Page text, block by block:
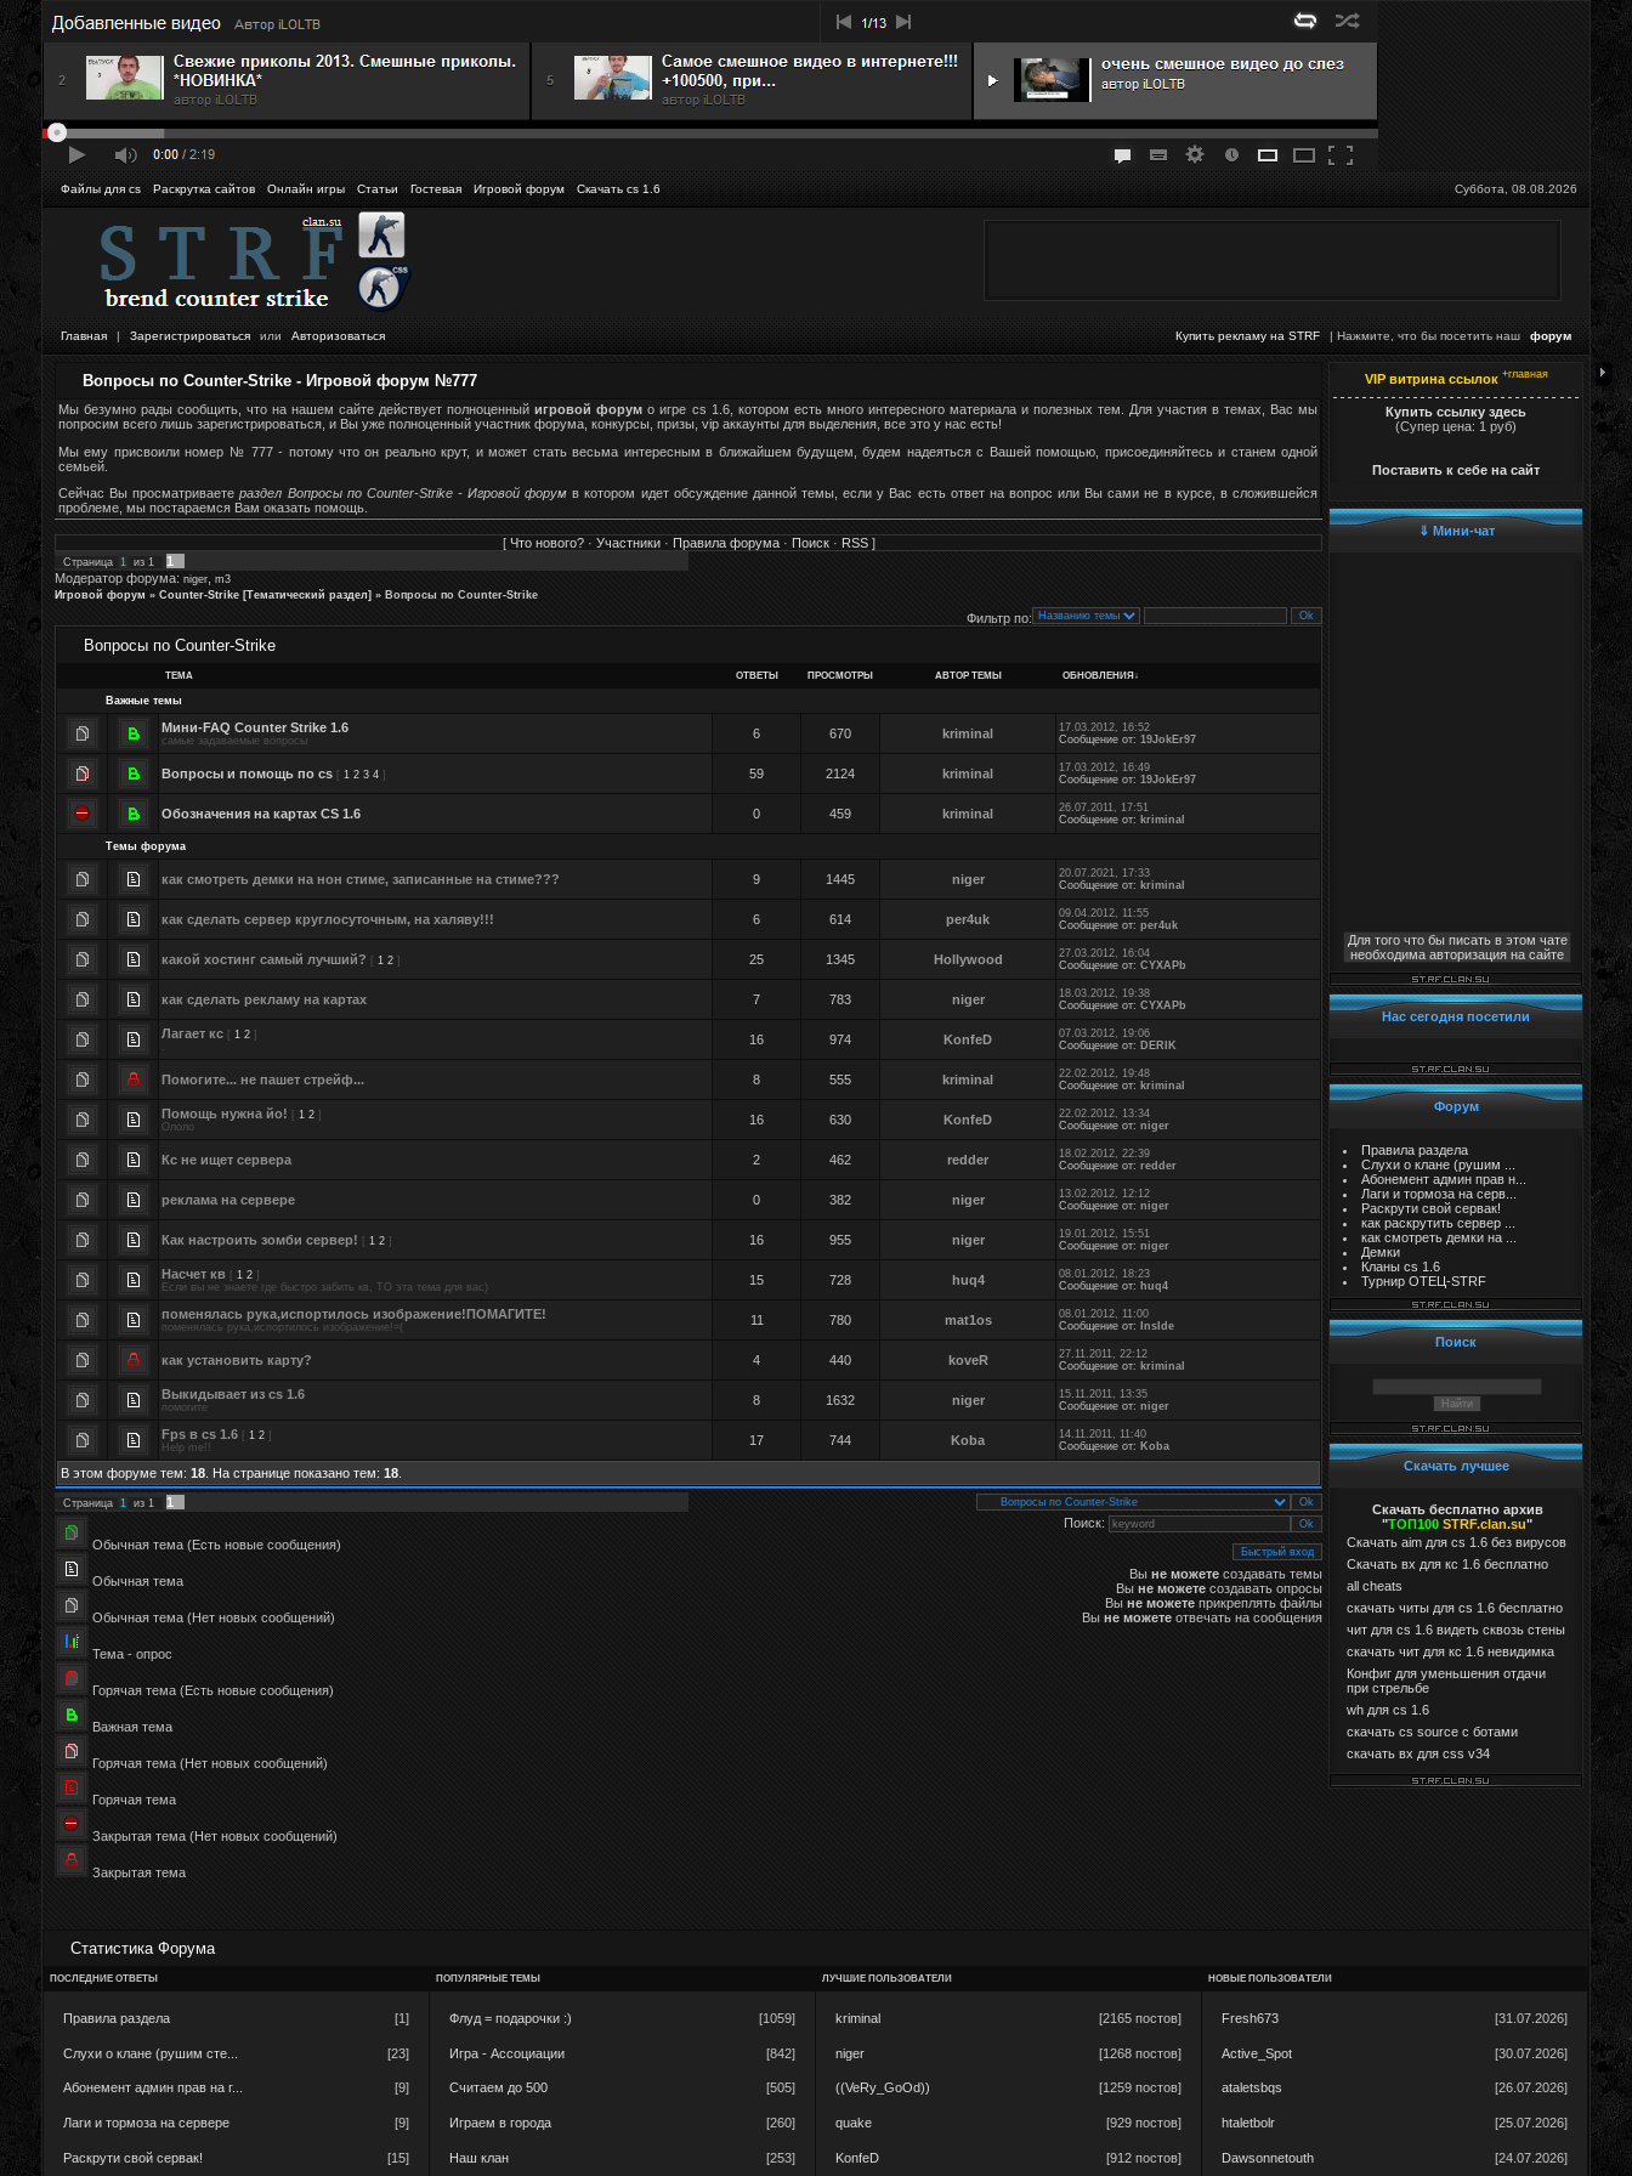
Файлы для cs Раскрутка сайтов Онлайн игры Статьи Гостевая Игровой форум Скачать cs 1.6 Суббота, 08.08.2026
Главная | Зарегистрироваться или Авторизоваться Купить рекламу на STRF | Нажмите, что бы посетить наш форум
Вопросы по Counter-Strike - Игровой форум №777
Мы безумно рады сообщить, что на нашем сайте действует полноценныйигровой форум о игре cs 1.6, котором есть много интересного материала и полезных тем. Для участия в темах, Вас мы
попросим всего лишь зарегистрироваться, и Вы уже полноценный участник форума, конкурсы, призы, vip аккаунты для выделения, все это у нас есть!
Мы ему присвоили номер № 777 - потому что он реально крут, и может стать весьма интересным в ближайшем будущем, будем надеяться с Вашей помощью, присоединяйтесь и станем одной
семьей.
Сейчас Вы просматриваетераздел Вопросы по Counter-Strike - Игровой форум в котором идет обсуждение данной темы, если у Вас есть ответ на вопрос или Вы сами не в курсе, в сложившейся
проблеме, мы постараемся Вам оказать помощь.
[ Что нового?· Участники· Правила форума· Поиск· RSS]
Страница 1 из 1
1
Модератор форума: niger m3
Игровой форум » Counter-Strike [Тематический раздел] » Вопросы по Counter-Strike
Фильтр по:
Вопросы по Counter-Strike
ТЕМА ОТВЕТЫ ПРОСМОТРЫ АВТОР ТЕМЫ ОБНОВЛЕНИЯ ↓
Важные темы
Мини-FAQ Counter Strike 1.6
самые задаваемые вопросы 6 670 kriminal
17.03.2012, 16:52
Сообщение от: 19JokEr97
Вопросы и помощь по cs 1 2 3 4 ] 59 2124 kriminal
17.03.2012, 16:49
Сообщение от: 19JokEr97
Обозначения на картах CS 1.6 0 459 kriminal
26.07.2011, 17:51
Сообщение от: kriminal
Темы форума
как смотреть демки на нон стиме, записанные на стиме??? 9 1445 niger
20.07.2021, 17:33
Сообщение от: kriminal
как сделать сервер круглосуточным, на халяву!!! 6 614 per4uk
09.04.2012, 11:55
Сообщение от: per4uk
какой хостинг самый лучший? 1 2 ] 25 1345 Hollywood
27.03.2012, 16:04
Сообщение от: CYXAPb
как сделать рекламу на картах 7 783 niger
18.03.2012, 19:38
Сообщение от: CYXAPb
Лагает кс 1 2 ]
.
16 974 KonfeD
07.03.2012, 19:06
Сообщение от: DERIK
Помогите... не пашет стрейф... 8 555 kriminal
22.02.2012, 19:48
Сообщение от: kriminal
Помощь нужна йо! 1 2 ]
Ололо
16 630 KonfeD
22.02.2012, 13:34
Сообщение от: niger
Кс не ищет сервера 2 462 redder
18.02.2012, 22:39
Сообщение от: redder
реклама на сервере 0 382 niger
13.02.2012, 12:12
Сообщение от: niger
Как настроить зомби сервер! 1 2 ] 16 955 niger
19.01.2012, 15:51
Сообщение от: niger
Насчет кв 1 2 ]
Если вы не знаете где быстро забить кв, ТО эта тема для вас)
15 728 huq4
08.01.2012, 18:23
Сообщение от: huq4
поменялась рука,испортилось изображение!ПОМАГИТЕ!
поменялась рука,испортилось изображение!=( 11 780 mat1os
08.01.2012, 11:00
Сообщение от:
InsIde
как установить карту? 4 440 koveR
27.11.2011, 22:12
Сообщение от: kriminal
Выкидывает из cs 1.6
помогите 8 1632 niger
15.11.2011, 13:35
Сообщение от: niger
Fps в cs 1.6 1 2 ]
Help me!!
17 744 Koba
14.11.2011, 11:40
Сообщение от: Koba
В этом форуме тем: 18 . На странице показано тем: 18
Страница 1 из 1 1
Обычная тема (Есть новые сообщения)
Обычная тема
Обычная тема (Нет новых сообщений)
Тема - опрос
Горячая тема (Есть новые сообщения)
Важная тема
Горячая тема (Нет новых сообщений)
Горячая тема
Закрытая тема (Нет новых сообщений)
Закрытая тема
Поиск:
Вы не можете создавать темы
Вы не можете создавать опросы
Вы не можете прикреплять файлы
Вы не можете отвечать на сообщения
VIP витрина ссылок +главная
Купить ссылку здесь
(Супер цена: 1 руб)
Поставить к себе на сайт
⇓ Мини-чат
Для того что бы писать в этом чате
необходима авторизация на сайте
Нас сегодня посетили
Форум
Правила раздела
Слухи о клане (рушим ...
Абонемент админ прав н...
Лаги и тормоза на серв...
Раскрути свой сервак!
как раскрутить сервер ...
как смотреть демки на ...
Демки
Кланы cs 1.6
Турнир ОТЕЦ-STRF
Поиск
Скачать лучшее
Скачать бесплатно архив
"ТОП100 STRF.clan.su"
Скачать aim для cs 1.6 без вирусов
Cкачать вх для кс 1.6 бесплатно
all cheats
скачать читы для cs 1.6 бесплатно
чит для cs 1.6 видеть сквозь стены
скачать чит для кс 1.6 невидимка
Конфиг для уменьшения отдачи
при стрельбе
wh для cs 1.6
скачать cs source с ботами
скачать вх для css v34
Статистика Форума
ПОСЛЕДНИЕ ОТВЕТЫ ПОПУЛЯРНЫЕ ТЕМЫ ЛУЧШИЕ ПОЛЬЗОВАТЕЛИ НОВЫЕ ПОЛЬЗОВАТЕЛИ
Правила раздела [1]
Слухи о клане (рушим сте... [23]
Абонемент админ прав на г... [9]
Лаги и тормоза на сервере [9]
Раскрути свой сервак! [15]
Флуд = подарочки :) [1059]
Игра - Ассоциации [842]
Считаем до 500 [505]
Играем в города [260]
Наш клан [253]
kriminal [2165 постов]
niger [1268 постов]
((VeRy_GoOd)) [1259 постов]
quake [929 постов]
KonfeD [912 постов]
Fresh673 [31.07.2026]
Active_Spot [30.07.2026]
ataletsbqs [26.07.2026]
htaletbolr [25.07.2026]
Dawsonnetouth [24.07.2026]